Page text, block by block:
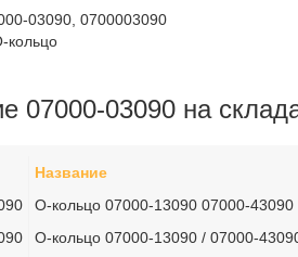
03090, 0700003090
кольцо
07000-03090 на
Название
О-кольцо 07000-13090 07000-43090
О-кольцо 07000-13090 / 07000-